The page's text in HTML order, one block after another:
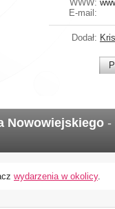
WWW:
E-mail:
Dodał:
Nowowiejskiego -
wydarzenia w okolicy.